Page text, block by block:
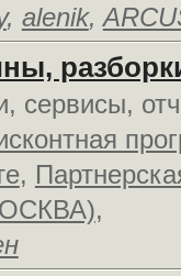
, alenik,
сервисы,
,
,